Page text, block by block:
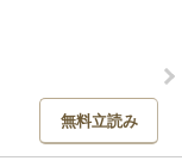
無料立読み